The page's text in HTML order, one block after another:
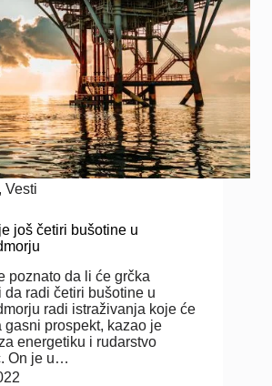
,Vesti
još četiri bušotine u
poznato da li će grčka
da radi četiri bušotine u
radi istraživanja koje će
gasni prospekt, kazao je
energetiku i rudarstvo
On je u…